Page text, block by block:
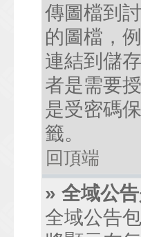
傳圖檔到
的圖檔，
連結到儲
者是需要
是受密碼
籤。
回頂端
» 全域公
全域公告